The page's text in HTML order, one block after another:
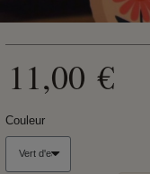
11,00 €
Couleur